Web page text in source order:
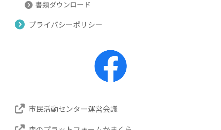
書類ダウンロード
プライバシーポリシー
市民活動センター運営会議